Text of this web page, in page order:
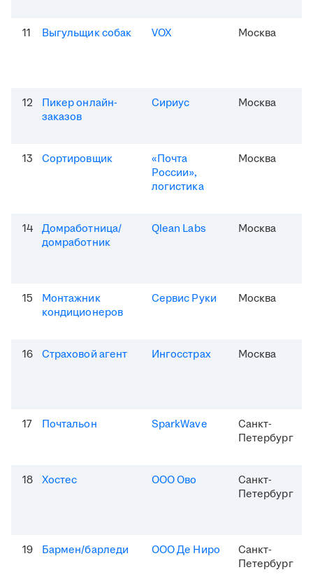
11 Выгульщик собак VOX Москва
12
Пикер онлайн-
заказов
Сириус Москва
13 Сортировщик
«Почта
России»,
логистика
Москва
14
Домработница/
домработник
Qlean Labs Москва
15
Монтажник
кондиционеров
Сервис Руки Москва
16 Страховой агент Ингосстрах Москва
17 Почтальон SparkWave
Санкт-
Петербург
18 Хостес ООО Ово
Санкт-
Петербург
19 Бармен/барледи ООО Де Ниро
Санкт-
Петербург